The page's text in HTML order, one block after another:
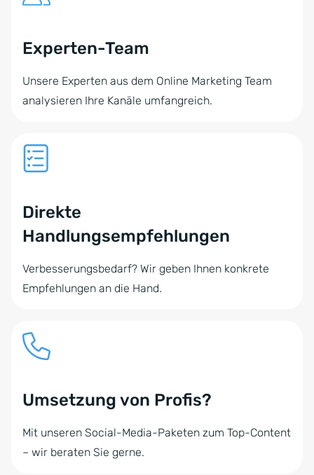
Experten-Team
Unsere Experten aus dem Online Marketing Team
analysieren Ihre Kanäle umfangreich.
Direkte
Handlungsempfehlungen
Verbesserungsbedarf? Wir geben Ihnen konkrete
Empfehlungen an die Hand.
Umsetzung von Profis?
Mit unseren Social-Media-Paketen zum Top-Content
– wir beraten Sie gerne.